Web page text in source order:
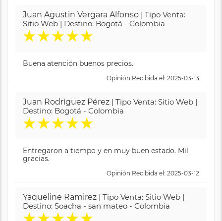
Juan Agustin Vergara Alfonso | Tipo Venta:
Sitio Web | Destino: Bogotá - Colombia
★★★★★
Buena atención buenos precios.
Opinión Recibida el: 2025-03-13
Juan Rodríguez Pérez | Tipo Venta: Sitio Web |
Destino: Bogotá - Colombia
★★★★★
Entregaron a tiempo y en muy buen estado. Mil
gracias.
Opinión Recibida el: 2025-03-12
Yaqueline Ramirez | Tipo Venta: Sitio Web |
Destino: Soacha - san mateo - Colombia